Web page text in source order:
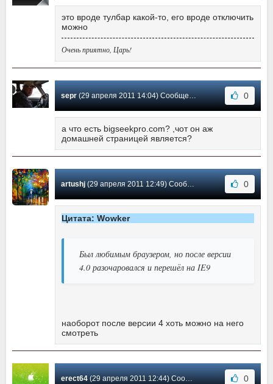
это вроде тулбар какой-то, его вроде отключить
можно
Очень приятно, Царь!
sepr(29 апреля 2011 14:04) Сообщение #29 0
а что есть bigseekpro.com? ,чот он аж
домашней страницей является?
artushj(29 апреля 2011 12:49) Сообщение #28 0
Цитата: Wowker
Был любимым браузером, но после версии
4.0 разочаровался и перешёл на IE9
наоборот после версии 4 хоть можно на него
смотреть
erect64(29 апреля 2011 12:44) Сообщение #27 0